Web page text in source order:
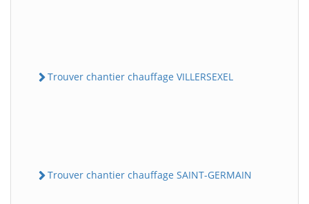
Trouver chantier chauffage VILLERSEXEL
Trouver chantier chauffage SAINT-GERMAIN